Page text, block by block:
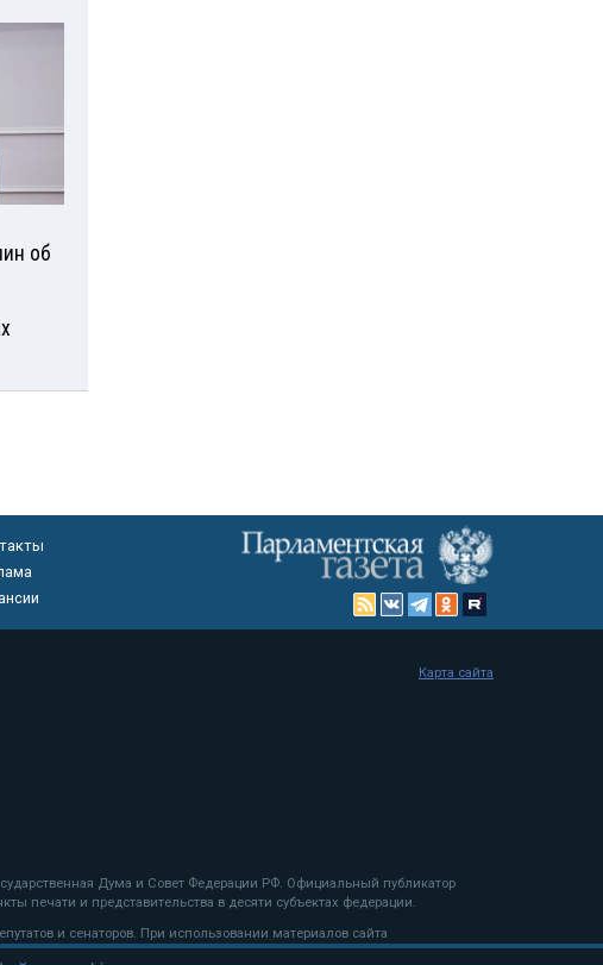
об
Дума и Совет Федерации РФ. Официальный публикатор
печати и представительства в десяти субъектах федерации.
и сенаторов. При использовании материалов сайта
Карта сайта